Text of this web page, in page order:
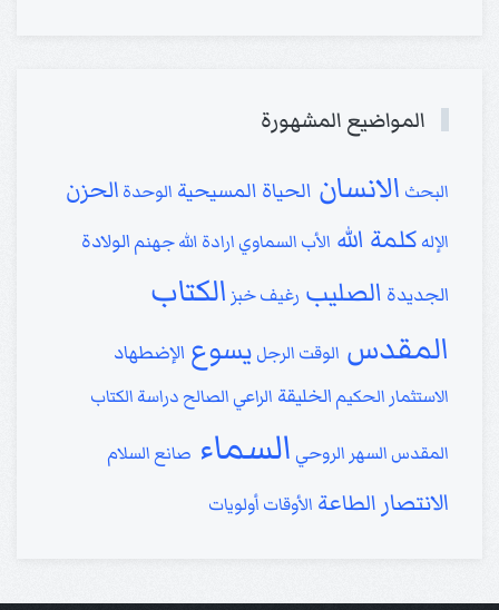
المواضيع المشهورة
البحث الانسان الحياة المسيحية الوحدة الحزن
الإله كلمة الله الأب السماوي ارادة اللهجهنم الولادة
الجديدة الصليب رغيف خبز الكتاب
المقدس الوقت الرجل يسوع الإضطهاد
الاستثمار الحكيم الخليقة الراعي الصالح دراسة الكتاب
المقدس السهر الروحي السماء صانع السلام
الانتصار الطاعة الأوقات أولويات